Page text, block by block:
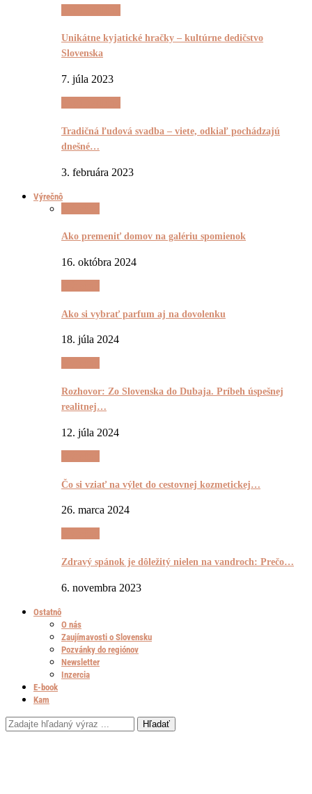
Unikátne kyjatické hračky – kultúrne dedičstvo
Slovenska
7. júla 2023
Tradičná ľudová svadba – viete, odkiaľ pochádzajú
dnešné…
3. februára 2023
Výrečnô
Ako premeniť domov na galériu spomienok
16. októbra 2024
Ako si vybrať parfum aj na dovolenku
18. júla 2024
Rozhovor: Zo Slovenska do Dubaja. Príbeh úspešnej
realitnej…
12. júla 2024
Čo si vziať na výlet do cestovnej kozmetickej…
26. marca 2024
Zdravý spánok je dôležitý nielen na vandroch: Prečo…
6. novembra 2023
Ostatnô
O nás
Zaujímavosti o Slovensku
Pozvánky do regiónov
Newsletter
Inzercia
E-book
Kam
Hľadať